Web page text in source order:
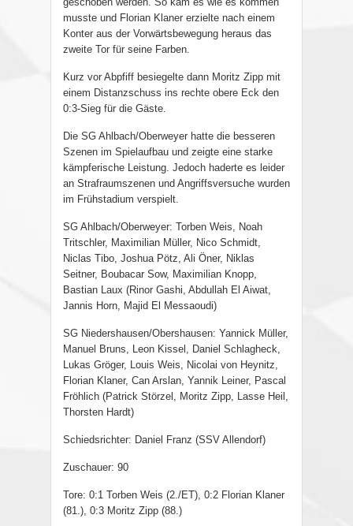
musste und Florian Klaner erzielte nach einem
Konter aus der Vorwärtsbewegung heraus das
zweite Tor für seine Farben.
Kurz vor Abpfiff besiegelte dann Moritz Zipp mit
einem Distanzschuss ins rechte obere Eck den
0:3-Sieg für die Gäste.
Die SG Ahlbach/Oberweyer hatte die besseren
Szenen im Spielaufbau und zeigte eine starke
kämpferische Leistung. Jedoch haderte es leider
an Strafraumszenen und Angriffsversuche wurden
im Frühstadium verspielt.
SG Ahlbach/Oberweyer: Torben Weis, Noah
Tritschler, Maximilian Müller, Nico Schmidt,
Niclas Tibo, Joshua Pötz, Ali Öner, Niklas
Seitner, Boubacar Sow, Maximilian Knopp,
Bastian Laux (Rinor Gashi, Abdullah El Aiwat,
Jannis Horn, Majid El Messaoudi)
SG Niedershausen/Obershausen: Yannick Müller,
Manuel Bruns, Leon Kissel, Daniel Schlagheck,
Lukas Gröger, Louis Weis, Nicolai von Heynitz,
Florian Klaner, Can Arslan, Yannik Leiner, Pascal
Fröhlich (Patrick Störzel, Moritz Zipp, Lasse Heil,
Thorsten Hardt)
Schiedsrichter: Daniel Franz (SSV Allendorf)
Zuschauer: 90
Tore: 0:1 Torben Weis (2./ET), 0:2 Florian Klaner
(81.), 0:3 Moritz Zipp (88.)